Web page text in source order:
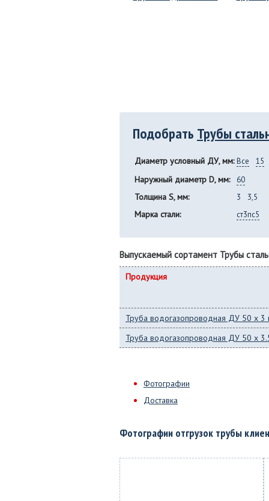
Подобрать Трубы
Диаметр условный ДУ, мм: Все 15
Наружный диаметр D, мм: 60
Толщина S, мм: 3 3,5
Марка стали: ст3пс5
Выпускаемый сортамент Трубы
Продукция
Труба водогазопроводная ДУ 50 x 3
Труба водогазопроводная ДУ 50 x
Фотографии
Доставка
Фотографии отгрузок трубы